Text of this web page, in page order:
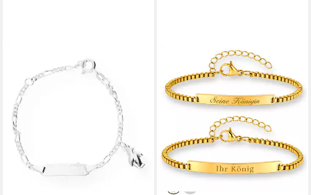
ID Armband JuwelmaLux
Kinder Identitätsarmband
"Pinguin" JL18-03-0064
Silber 925/ (kein Set, 1-tlg.,
kein Set)
61,00 €
lieferbar - in 2-3 Werktagen bei dir
BS SCHMUCKDESIGN
Armband mit Gravur
Partnerarmband Set mit
persönlicher Gravur für Paare
Edelstahl (2-tlg.,
personalisiert),
Größenverstellbar
34,90 € UVP59,90 €
-42%
lieferbar - in 6-7 Werktagen bei dir